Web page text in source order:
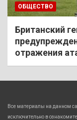
ОБЩЕСТВО
Британский
отражения
Все материалы на данном
исключительно в